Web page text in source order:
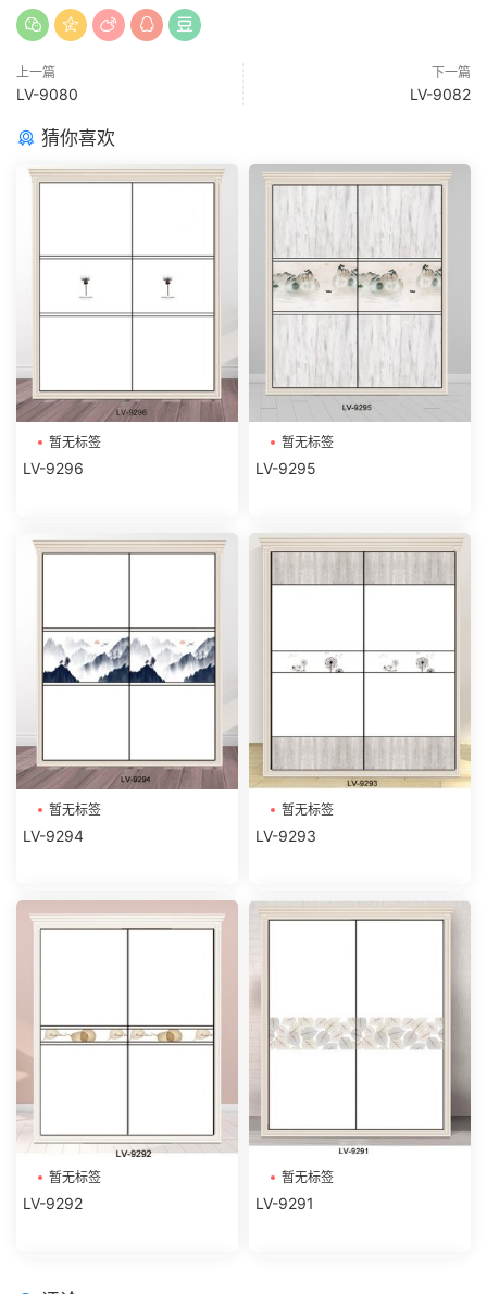
上一篇
LV-9080
下一篇
LV-9082
猜你喜欢
暂无标签
LV-9296
暂无标签
LV-9295
暂无标签
LV-9294
暂无标签
LV-9293
暂无标签
LV-9292
暂无标签
LV-9291